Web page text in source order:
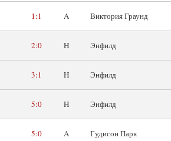
1:1 A Виктория Граунд
2:0 H Энфилд
3:1 H Энфилд
5:0 H Энфилд
5:0 A Гудисон Парк